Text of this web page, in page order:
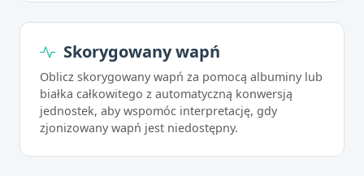
Skorygowany wapń
Oblicz skorygowany wapń za pomocą albuminy lub
białka całkowitego z automatyczną konwersją
jednostek, aby wspomóc interpretację, gdy
zjonizowany wapń jest niedostępny.